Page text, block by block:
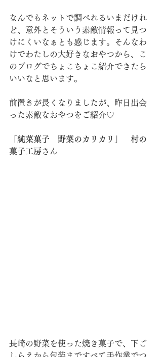
なんでもネットで調べれるいまだけれ
ど、意外とそういう素敵情報って見つ
けにくいなぁとも感じます。そんなわ
けでわたしの大好きなおやつから、こ
のブログでちょこちょこ紹介できたら
いいなと思います。
前置きが長くなりましたが、昨日出会
った素敵なおやつをご紹介♡
「純菜菓子　野菜のカリカリ」　村の
菓子工房さん
長崎の野菜を使った焼き菓子で、下ご